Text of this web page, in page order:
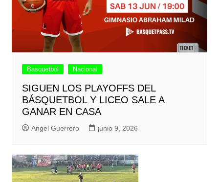
Basquetbol Nacional
SIGUEN LOS PLAYOFFS DEL
BÁSQUETBOL Y LICEO SALE A
GANAR EN CASA
Angel Guerrero junio 9, 2026